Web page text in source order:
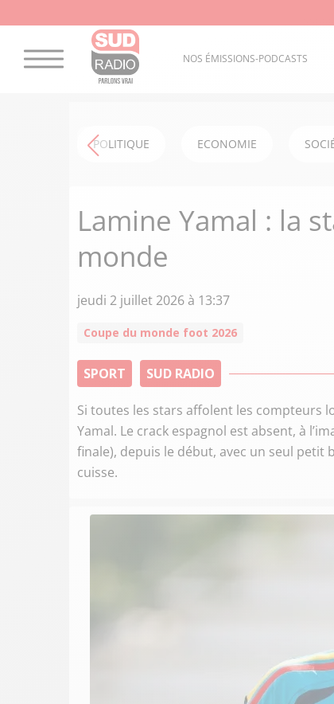
NOS ÉMISSIONS-PODCASTS
POLITIQUE ECONOMIE
Lamine Yamal : la
monde
jeudi 2 juillet 2026 à 13:37
Coupe du monde foot 2026
SPORT SUD RADIO
Si toutes les stars affolent les compteurs
Yamal. Le crack espagnol est absent, à
finale), depuis le début, avec un seul petit
cuisse.